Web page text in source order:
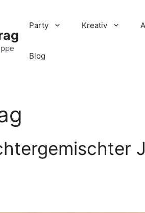
Party Kreativ
Blog